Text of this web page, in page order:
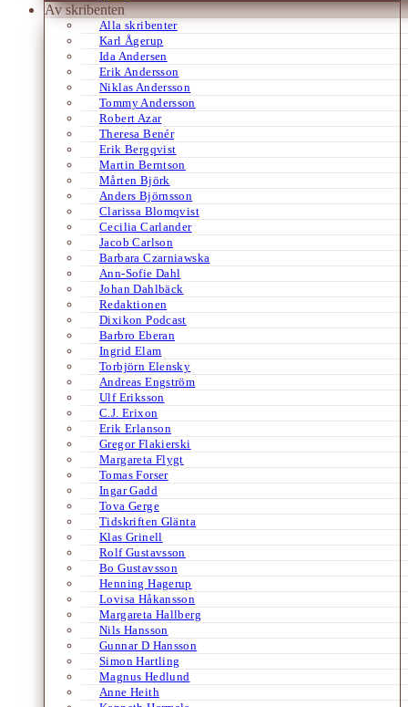
Av skribenten
Alla skribenter
Karl Ågerup
Ida Andersen
Erik Andersson
Niklas Andersson
Tommy Andersson
Robert Azar
Theresa Benér
Erik Bergqvist
Martin Berntson
Mårten Björk
Anders Björnsson
Clarissa Blomqvist
Cecilia Carlander
Jacob Carlson
Barbara Czarniawska
Ann-Sofie Dahl
Johan Dahlbäck
Redaktionen
Dixikon Podcast
Barbro Eberan
Ingrid Elam
Torbjörn Elensky
Andreas Engström
Ulf Eriksson
C.J. Erixon
Erik Erlanson
Gregor Flakierski
Margareta Flygt
Tomas Forser
Ingar Gadd
Tova Gerge
Tidskriften Glänta
Klas Grinell
Rolf Gustavsson
Bo Gustavsson
Henning Hagerup
Lovisa Håkansson
Margareta Hallberg
Nils Hansson
Gunnar D Hansson
Simon Hartling
Magnus Hedlund
Anne Heith